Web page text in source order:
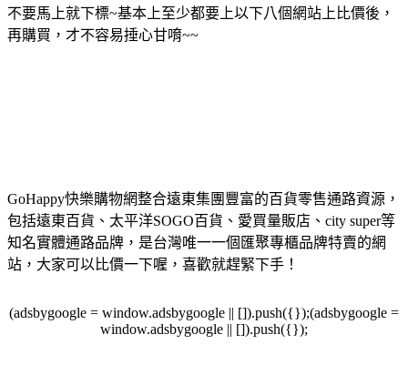
不要馬上就下標~基本上至少都要上以下八個網站上比價後，
再購買，才不容易捶心甘唷~~
GoHappy快樂購物網整合遠東集團豐富的百貨零售通路資源，
包括遠東百貨、太平洋SOGO百貨、愛買量販店、city super等
知名實體通路品牌，是台灣唯一一個匯聚專櫃品牌特賣的網
站，大家可以比價一下喔，喜歡就趕緊下手！
(adsbygoogle = window.adsbygoogle || []).push({});(adsbygoogle =
window.adsbygoogle || []).push({});